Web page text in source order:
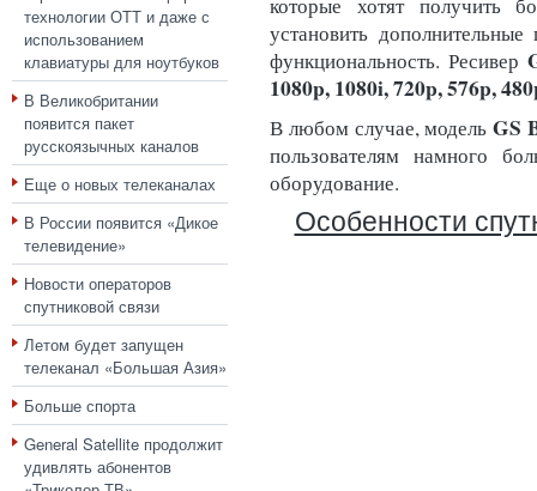
технологии ОТТ и даже с
использованием
клавиатуры для ноутбуков
В Великобритании
появится пакет
русскоязычных каналов
Еще о новых телеканалах
В России появится «Дикое
телевидение»
Новости операторов
спутниковой связи
Летом будет запущен
телеканал «Большая Азия»
Больше спорта
General Satellite продолжит
удивлять абонентов
установить
функциональность. Ресивер
1080p, 1080i, 720p, 576p,
В любом случае, модельGS
пользователям намного
оборудование.
Особенности